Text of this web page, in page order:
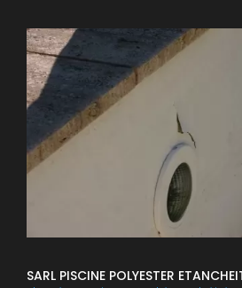
SARL PISCINE POLYESTER